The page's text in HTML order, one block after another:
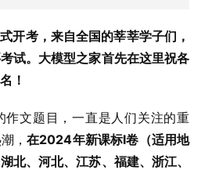
开考，来自全国的莘莘学子们，
试。大模型之家首先在这里祝各
！
作文题目，一直是人们关注的重
，在2024年新课标I卷（适用地
北、河北、江苏、福建、浙江、